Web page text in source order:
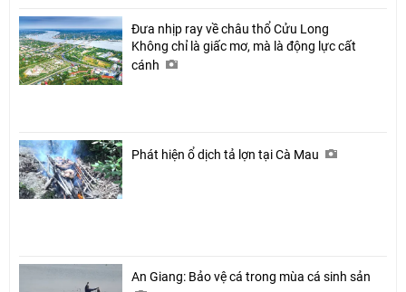
Đưa nhịp ray về châu thổ Cửu Long
Không chỉ là giấc mơ, mà là động lực cất
cánh
Phát hiện ổ dịch tả lợn tại Cà Mau
An Giang: Bảo vệ cá trong mùa cá sinh sản